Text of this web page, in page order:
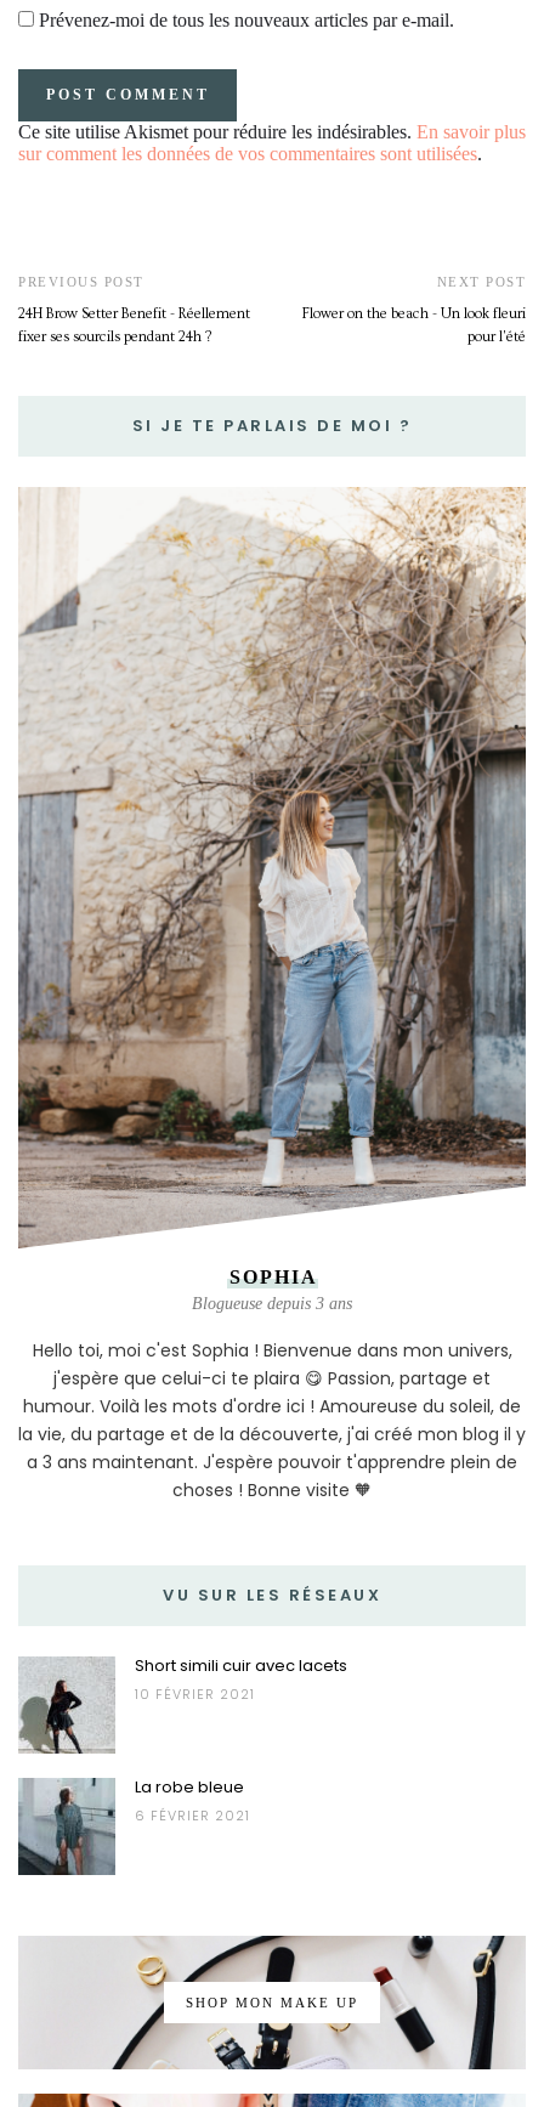
Prévenez-moi de tous les nouveaux articles par e-mail.
Ce site utilise Akismet pour réduire les indésirables. En savoir plus
sur comment les données de vos commentaires sont utilisées.
PREVIOUS POST
24H Brow Setter Benefit - Réellement
fixer ses sourcils pendant 24h ?
NEXT POST
Flower on the beach - Un look fleuri
pour l'été
SI JE TE PARLAIS DE MOI ?
SOPHIA
Blogueuse depuis 3 ans
Hello toi, moi c'est Sophia ! Bienvenue dans mon univers,
j'espère que celui-ci te plaira 😋 Passion, partage et
humour. Voilà les mots d'ordre ici ! Amoureuse du soleil, de
la vie, du partage et de la découverte, j'ai créé mon blog il y
a 3 ans maintenant. J'espère pouvoir t'apprendre plein de
choses ! Bonne visite 🧡
VU SUR LES RÉSEAUX
Short simili cuir avec lacets
10 FÉVRIER 2021
La robe bleue
6 FÉVRIER 2021
SHOP MON MAKE UP